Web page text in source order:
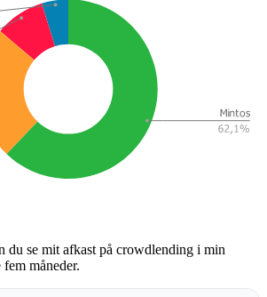
du se mit afkast på crowdlending i min
måneder.